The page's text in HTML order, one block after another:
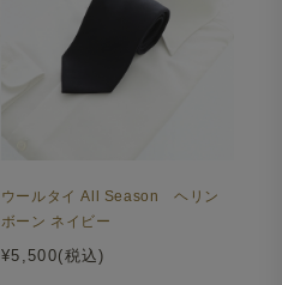
ウールタイ All Season ヘリン
ボーン ネイビー
¥5,500(税込)